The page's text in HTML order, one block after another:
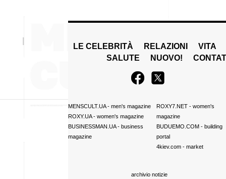
LE CELEBRITÀ RELAZIONI
VITA
SALUTE
NUOVO!
MENSCULT.UA- men's magazine
ROXY.UA- women's magazine
BUSINESSMAN.UA- business
magazine
ROXY7.NET- women's
magazine
BUDUEMO.COM- building
portal
4kiev.com- market
archivio notizie